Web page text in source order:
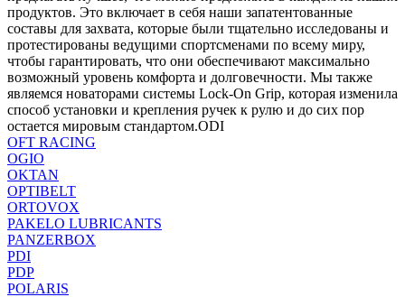
продуктов. Это включает в себя наши запатентованные
составы для захвата, которые были тщательно исследованы и
протестированы ведущими спортсменами по всему миру,
чтобы гарантировать, что они обеспечивают максимально
возможный уровень комфорта и долговечности. Мы также
являемся новаторами системы Lock-On Grip, которая изменила
способ установки и крепления ручек к рулю и до сих пор
остается мировым стандартом.ODI
OFT RACING
OGIO
OKTAN
OPTIBELT
ORTOVOX
PAKELO LUBRICANTS
PANZERBOX
PDI
PDP
POLARIS